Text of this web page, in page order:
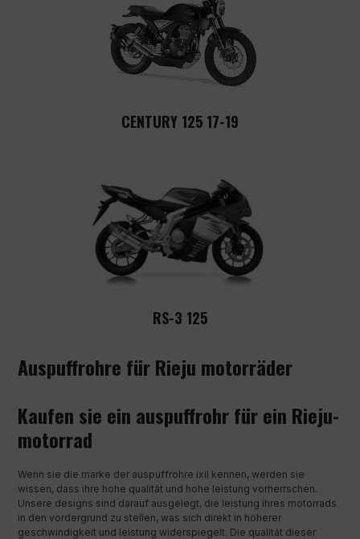
CENTURY 125 17-19
RS-3 125
Auspuffrohre für Rieju motorräder
Kaufen sie ein auspuffrohr für ein Rieju-
motorrad
Wenn sie die marke der auspuffrohre ixil kennen, werden sie
wissen, dass ihre hohe qualität und hohe leistung vorherrschen.
Unsere designs sind darauf ausgelegt, die leistung ihres motorrads
in den vordergrund zu stellen, was sich direkt in höherer
geschwindigkeit und leistung widerspiegelt. Die qualität dieser